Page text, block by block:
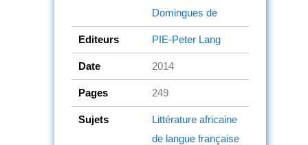
Domingues de
Editeurs PIE-Peter Lang
Date 2014
Pages 249
Sujets
Littérature africaine
de langue française